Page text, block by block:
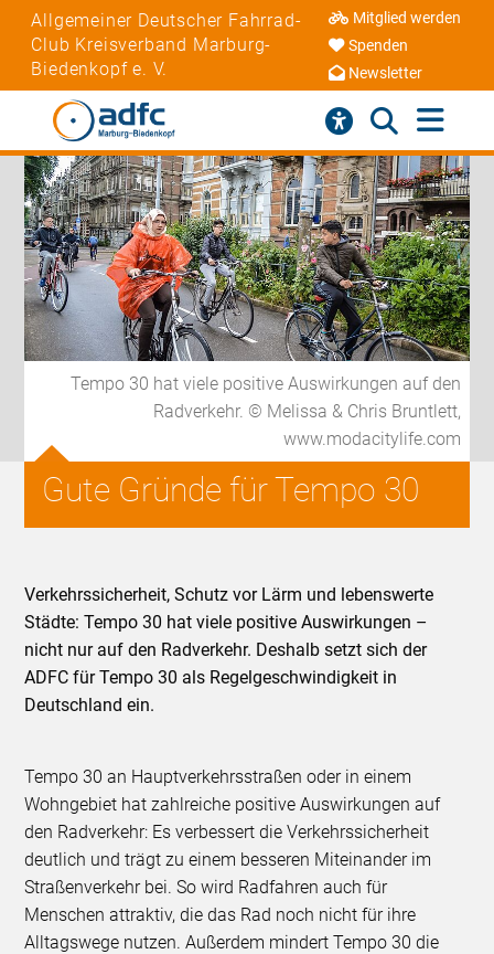
Allgemeiner Deutscher Fahrrad-
Club Kreisverband Marburg-
Biedenkopf e. V.
Mitglied werden
Spenden
Newsletter
Tempo 30 hat viele positive Auswirkungen auf den
Radverkehr. © Melissa & Chris Bruntlett,
www.modacitylife.com
Gute Gründe für Tempo 30
Verkehrssicherheit, Schutz vor Lärm und lebenswerte
Städte: Tempo 30 hat viele positive Auswirkungen –
nicht nur auf den Radverkehr. Deshalb setzt sich der
ADFC für Tempo 30 als Regelgeschwindigkeit in
Deutschland ein.
Tempo 30 an Hauptverkehrsstraßen oder in einem
Wohngebiet hat zahlreiche positive Auswirkungen auf
den Radverkehr: Es verbessert die Verkehrssicherheit
deutlich und trägt zu einem besseren Miteinander im
Straßenverkehr bei. So wird Radfahren auch für
Menschen attraktiv, die das Rad noch nicht für ihre
Alltagswege nutzen. Außerdem mindert Tempo 30 die